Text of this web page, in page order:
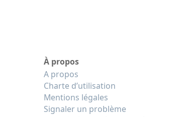
À propos
A propos
Charte d’utilisation
Mentions légales
Signaler un problème